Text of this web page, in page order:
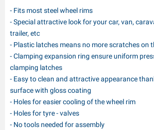
- Fits most steel wheel rims
- Special attractive look for your car, van,
trailer, etc
- Plastic latches means no more scratches on
- Clamping expansion ring ensure uniform
clamping latches
- Easy to clean and attractive appearance
surface with gloss coating
- Holes for easier cooling of the wheel rim
- Holes for tyre - valves
- No tools needed for assembly